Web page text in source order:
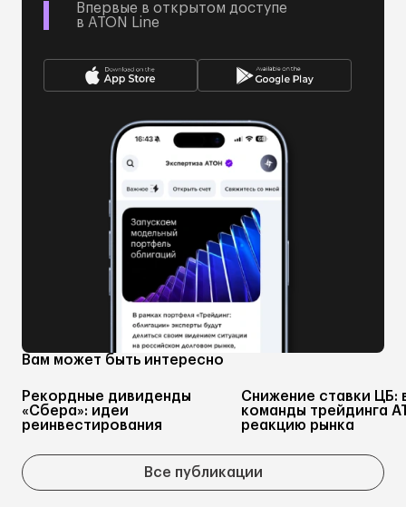
Впервые в открытом доступе
в ATON Line
Вам может быть интересно
Рекордные дивиденды
«Сбера»: идеи
реинвестирования
Снижение ставки ЦБ:
команды трейдинга
реакцию рынка
Все публикации